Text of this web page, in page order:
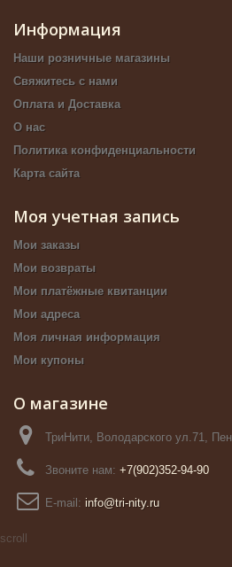
Информация
Наши розничные магазины
Свяжитесь с нами
Оплата и Доставка
О нас
Политика конфиденциальности
Карта сайта
Моя учетная запись
Мои заказы
Мои возвраты
Мои платёжные квитанции
Мои адреса
Моя личная информация
Мои купоны
О магазине
ТриНити, Володарского ул.71,
Звоните нам: +7(902)352-94-90
E-mail: info@tri-nity.ru
scroll